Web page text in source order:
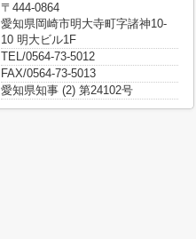
〒444-0864
愛知県岡崎市明大寺町字諸神10-
10 明大ビル1F
TEL/0564-73-5012
FAX/0564-73-5013
愛知県知事 (2) 第24102号